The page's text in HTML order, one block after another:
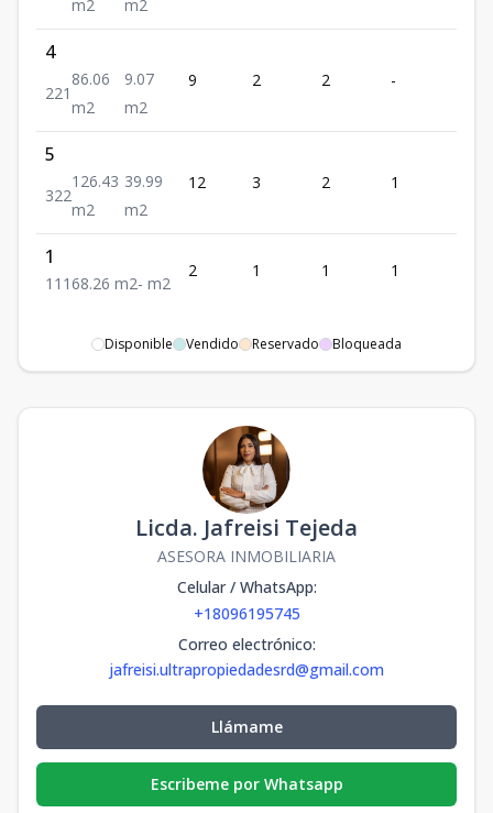
m2 m2
4
221
86.06
m2
9.07
m2
9 2 2 -
5
322
126.43
m2
39.99
m2
12 3 2 1
1
1 1 1 68.26 m2- m2
2 1 1 1
Disponible Vendido Reservado Bloqueada
Licda. Jafreisi Tejeda
ASESORA INMOBILIARIA
Celular / WhatsApp:
+18096195745
Correo electrónico:
jafreisi.ultrapropiedadesrd@gmail.com
Llámame
Escribeme por Whatsapp